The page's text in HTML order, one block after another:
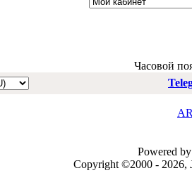
Часовой
Powered
Copyright ©2000 - 2026,